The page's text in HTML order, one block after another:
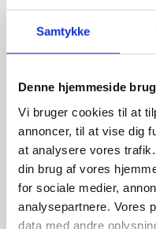
Samtykke
Denne hjemmeside
Vi bruger cookies til at
annoncer, til at vise dig
at analysere vores
din brug af vores
for sociale medier,
analysepartnere. Vores
data med andre